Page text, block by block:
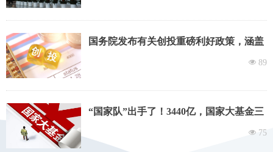
国务院发布有关创投重磅利好政策，涵盖
넶 89
“国家队”出手了！3440亿，国家大基金三
넶 75